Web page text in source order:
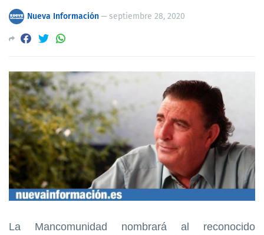
Nueva Información— septiembre 28, 2020
La Mancomunidad nombrará al reconocido